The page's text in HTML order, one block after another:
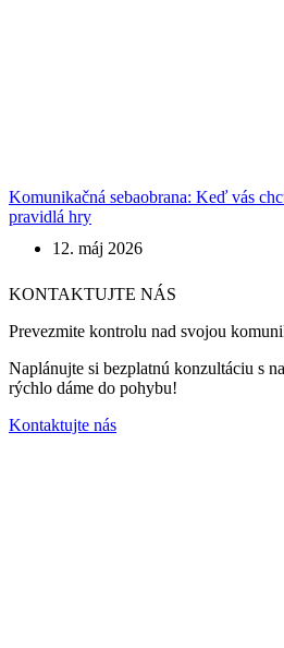
Komunikačná sebaobrana: Keď vás
pravidlá hry
12. máj 2026
KONTAKTUJTE NÁS
Prevezmite kontrolu nad svojou
Naplánujte si bezplatnú konzultáciu s
rýchlo dáme do pohybu!
Kontaktujte nás